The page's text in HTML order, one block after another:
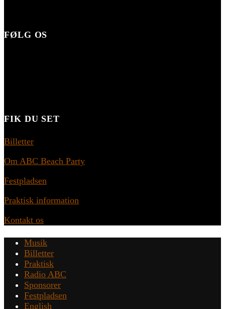
FØLG OS
FIK DU SET
Billetter
Om ABC Beach Party
Festpladsen
Praktisk information
Kontakt os
Musik
Billetter
Praktisk
Radio ABC
Sponsorer
Festpladsen
English